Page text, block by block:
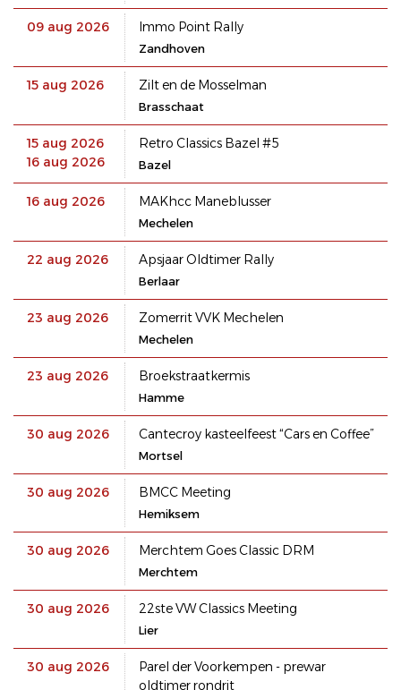
09 aug 2026 Immo Point Rally
Zandhoven
15 aug 2026 Zilt en de Mosselman
Brasschaat
15 aug 2026
16 aug 2026
Retro Classics Bazel #5
Bazel
16 aug 2026 MAKhcc Maneblusser
Mechelen
22 aug 2026 Apsjaar Oldtimer Rally
Berlaar
23 aug 2026 Zomerrit VVK Mechelen
Mechelen
23 aug 2026 Broekstraatkermis
Hamme
30 aug 2026 Cantecroy kasteelfeest “Cars en Coffee”
Mortsel
30 aug 2026 BMCC Meeting
Hemiksem
30 aug 2026 Merchtem Goes Classic DRM
Merchtem
30 aug 2026 22ste VW Classics Meeting
Lier
30 aug 2026
Parel der Voorkempen - prewar
oldtimer rondrit